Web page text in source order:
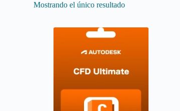
Mostrando el único resultado